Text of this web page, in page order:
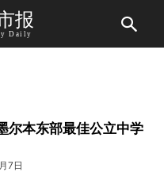
报
Daily
尔本东部最佳公立中学
7日